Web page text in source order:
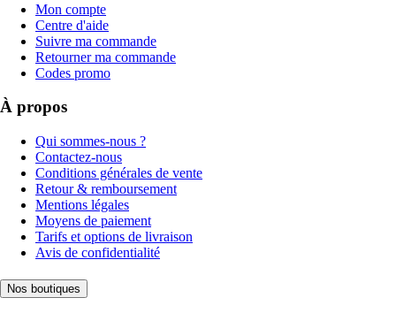
Mon compte
Centre d'aide
Suivre ma commande
Retourner ma commande
Codes promo
À propos
Qui sommes-nous ?
Contactez-nous
Conditions générales de vente
Retour & remboursement
Mentions légales
Moyens de paiement
Tarifs et options de livraison
Avis de confidentialité
Nos boutiques